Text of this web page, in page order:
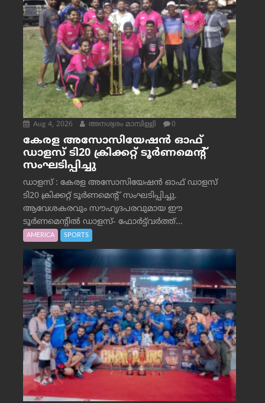
Aug 4, 2026 അനശ്വരം മാമ്പിള്ളി 0
കേരള അസോസിയേഷൻ ഓഫ്
ഡാളസ് ടി20 ക്രിക്കറ്റ് ടൂർണമെന്റ്
സംഘടിപ്പിച്ചു
ഡാളസ് : കേരള അസോസിയേഷൻ ഓഫ് ഡാളസ്
ടി20 ക്രിക്കറ്റ് ടൂർണമെന്റ് സംഘടിപ്പിച്ചു.
ആവേശകരവും സൗഹൃദപരവുമായ ഈ
ടൂർണമെന്റിൽ ഡാളസ്- ഫോർട്ട്‌വര്‍ത്ത്...
AMERICA SPORTS